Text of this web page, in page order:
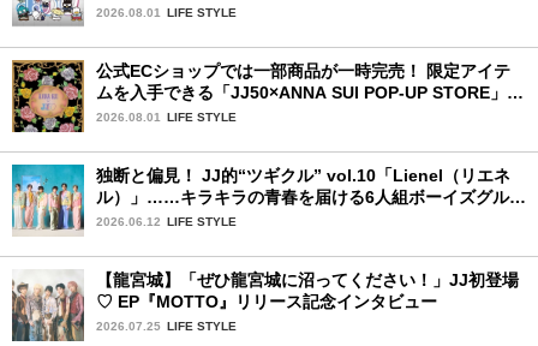
2026.08.01 LIFE STYLE
公式ECショップでは一部商品が一時完売！ 限定アイテ
ムを入手できる「JJ50×ANNA SUI POP-UP STORE」が
広島で開催決定
2026.08.01 LIFE STYLE
独断と偏見！ JJ的“ツギクル” vol.10「Lienel（リエネ
ル）」……キラキラの青春を届ける6人組ボーイズグルー
プ
2026.06.12 LIFE STYLE
【龍宮城】「ぜひ龍宮城に沼ってください！」JJ初登場
♡ EP『MOTTO』リリース記念インタビュー
2026.07.25 LIFE STYLE